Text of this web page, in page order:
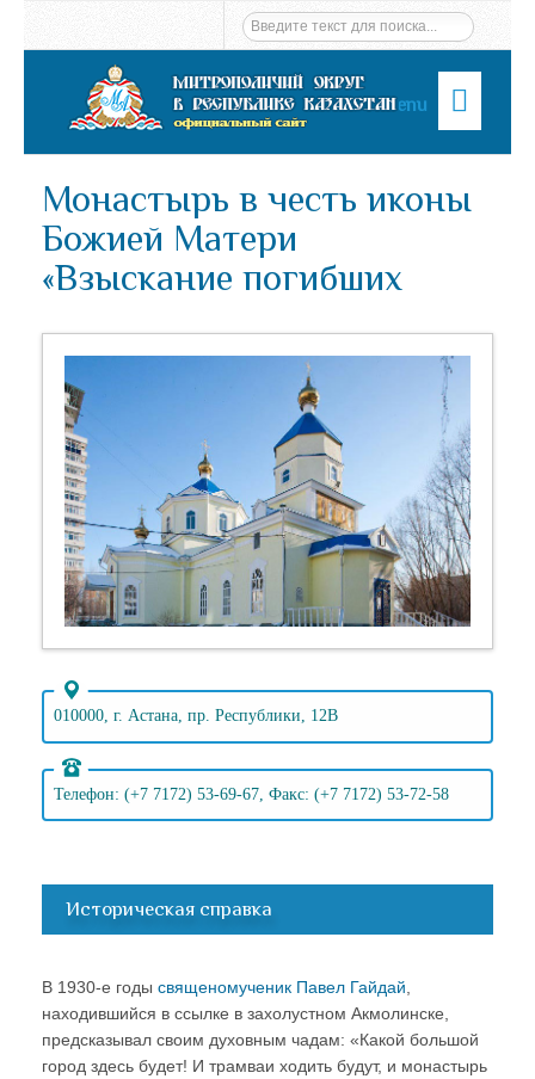
Menu
Монастырь в честь иконы
Божией Матери
«Взыскание погибших
010000, г. Астана, пр. Республики, 12В
Телефон: (+7 7172) 53-69-67, Факс: (+7 7172) 53-72-58
Историческая справка
В 1930-е годы священомученик Павел Гайдай,
находившийся в ссылке в захолустном Акмолинске,
предсказывал своим духовным чадам: «Какой большой
город здесь будет! И трамваи ходить будут, и монастырь